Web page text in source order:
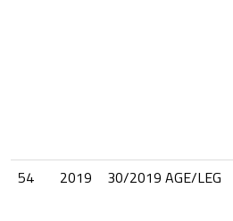
54
2019 30/2019 AGE/LEG